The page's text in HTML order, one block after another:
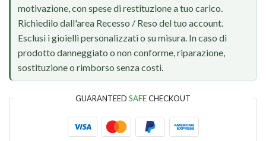
motivazione, con spese di restituzione a tuo carico.
Richiedilo dall'area Recesso / Reso del tuo account.
Esclusi i gioielli personalizzati o su misura. In caso di
prodotto danneggiato o non conforme, riparazione,
sostituzione o rimborso senza costi.
GUARANTEED SAFECHECKOUT